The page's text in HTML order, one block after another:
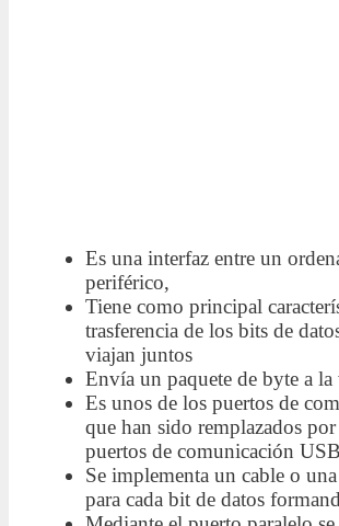
Es una interfaz entre un
periférico,
Tiene como principal
trasferencia de los bits de
viajan juntos
Envía un paquete de byte a la
Es unos de los puertos de
que han sido remplazados
puertos de comunicación USB
Se implementa un cable o
para cada bit de datos